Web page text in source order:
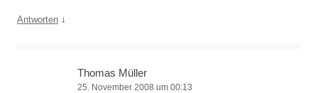
Antworten ↓
Thomas Müller
25. November 2008 um 00:13